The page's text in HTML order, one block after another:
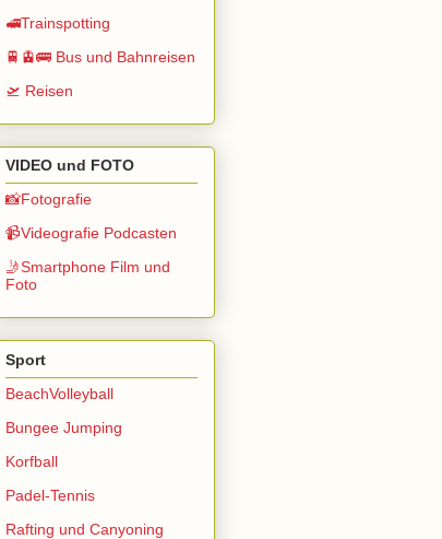
🚅Trainspotting
🚆🚊🚌 Bus und Bahnreisen
🛫 Reisen
VIDEO und FOTO
📸Fotografie
📹Videografie Podcasten
🤳Smartphone Film und
Foto
Sport
BeachVolleyball
Bungee Jumping
Korfball
Padel-Tennis
Rafting und Canyoning